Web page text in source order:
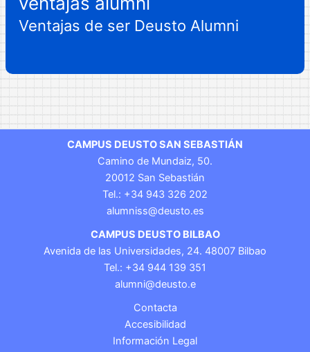
Ventajas de ser Deusto Alumni
CAMPUS DEUSTO SAN SEBASTIÁN
Camino de Mundaiz, 50.
20012 San Sebastián
Tel.: +34 943 326 202
alumniss@deusto.es
CAMPUS DEUSTO BILBAO
Avenida de las Universidades, 24. 48007 Bilbao
Tel.: +34 944 139 351
alumni@deusto.e
Contacta
Accesibilidad
Información Legal